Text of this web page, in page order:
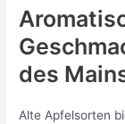
des
Alte Apfelsorten